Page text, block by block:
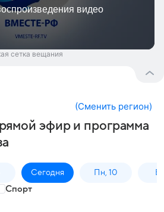
сетка вещания
(Сменить регион)
эфир и программа
Сегодня Пн, 10
Спорт